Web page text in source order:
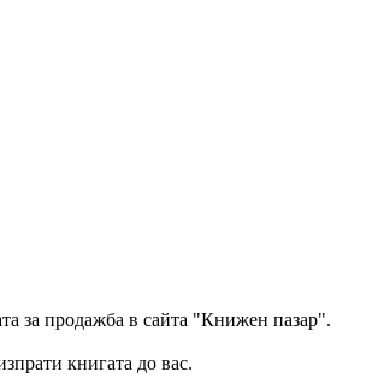
за продажба в сайта "Книжен пазар".
книгата до вас.